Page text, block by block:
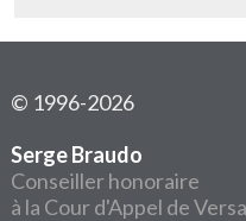
© 1996-2026
Serge Braudo
Conseiller honoraire
à la Cour d'Appel de